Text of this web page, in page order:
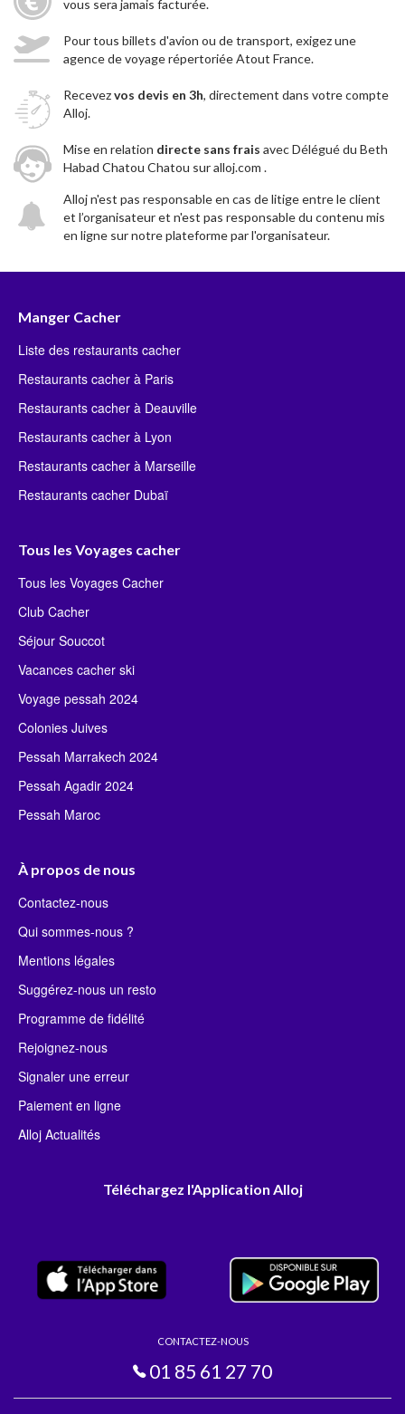
vous sera jamais facturée.
Pour tous billets d'avion ou de transport, exigez une
agence de voyage répertoriée Atout France.
Recevezvos devis en 3h, directement dans votre compte
Alloj.
Mise en relation directe sans frais avec Délégué du Beth
Habad Chatou Chatou sur alloj.com .
Alloj n'est pas responsable en cas de litige entre le client
et l’organisateur et n'est pas responsable du contenu mis
en ligne sur notre plateforme par l'organisateur.
Manger Cacher
Liste des restaurants cacher
Restaurants cacher à Paris
Restaurants cacher à Deauville
Restaurants cacher à Lyon
Restaurants cacher à Marseille
Restaurants cacher Dubaï
Tous les Voyages cacher
Tous les Voyages Cacher
Club Cacher
Séjour Souccot
Vacances cacher ski
Voyage pessah 2024
Colonies Juives
Pessah Marrakech 2024
Pessah Agadir 2024
Pessah Maroc
À propos de nous
Contactez-nous
Qui sommes-nous ?
Mentions légales
Suggérez-nous un resto
Programme de fidélité
Rejoignez-nous
Signaler une erreur
Paiement en ligne
Alloj Actualités
Téléchargez l'Application Alloj
CONTACTEZ-NOUS
01 85 61 27 70